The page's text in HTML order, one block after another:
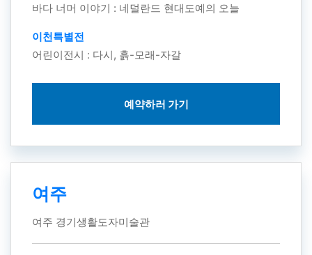
바다 너머 이야기 : 네덜란드 현대도예의 오늘
이천특별전
어린이전시 : 다시, 흙-모래-자갈
예약하러 가기
여주
여주 경기생활도자미술관